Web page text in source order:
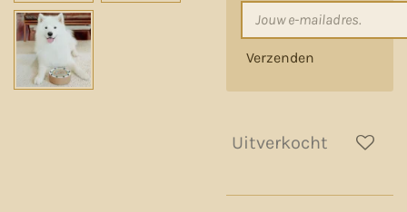
Verzenden
Uitverkocht